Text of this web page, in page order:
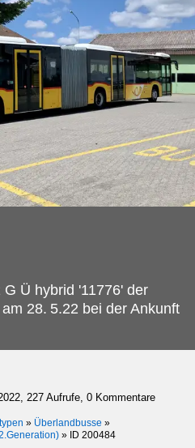
Ü hybrid '11776' der
28. 5.22 bei der Ankunft
227 Aufrufe, 0 Kommentare
» Überlandbusse »
» ID 200484